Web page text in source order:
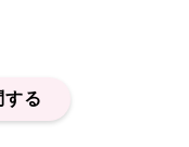
する